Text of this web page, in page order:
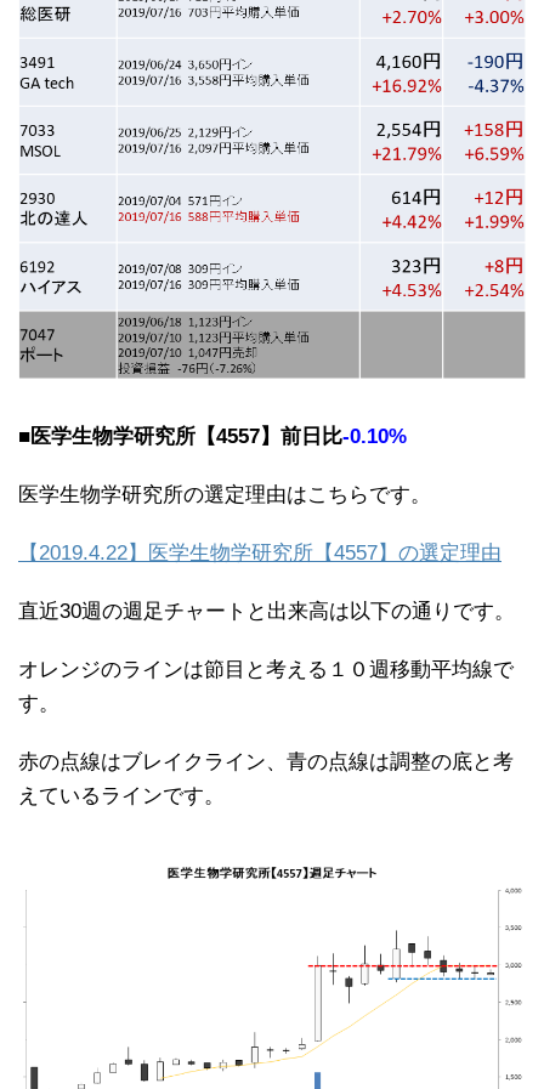
■医学生物学研究所【4557】前日比-0.10%
医学生物学研究所の選定理由はこちらです。
【2019.4.22】医学生物学研究所【4557】の選定理由
直近30週の週足チャートと出来高は以下の通りです。
オレンジのラインは節目と考える１０週移動平均線で
す。
赤の点線はブレイクライン、青の点線は調整の底と考
えているラインです。